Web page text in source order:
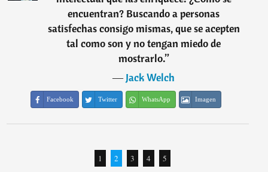
encuentran? Buscando a personas
satisfechas consigo mismas, que se acepten
tal como son y no tengan miedo de
mostrarlo.”
―Jack Welch
Facebook Twitter WhatsApp Imagen
1 2 3 4 5